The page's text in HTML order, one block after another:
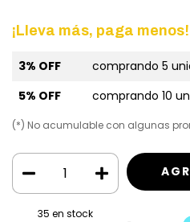
¡Lleva más, paga menos!
3% OFF
comprando 5
5% OFF
comprando 10
(*) No acumulable con algunas
35 en stock